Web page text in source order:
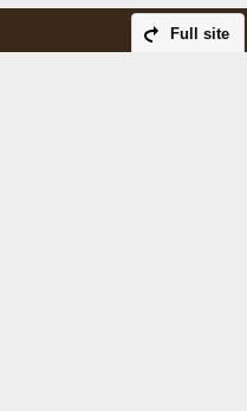
Full site